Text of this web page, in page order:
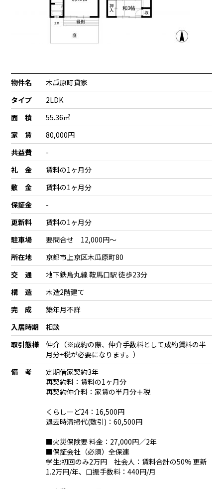
物件名
木瓜原町貸家
タイプ
2LDK
面 積
55.36㎡
家 賃
80,000円
共益費
-
礼 金
賃料の1ヶ月分
敷 金
賃料の1ヶ月分
保証金
-
更新料
賃料の1ヶ月分
駐車場
要問合せ 12,000円～
所在地
京都市上京区木瓜原町80
交 通
地下鉄烏丸線 鞍馬口駅 徒歩23分
構 造
木造2階建て
完 成
築年月不詳
入居時期
相談
取引態様
仲介（※成約の際、仲介手数料として成約賃料の半
月分+税が必要になります。）
備 考
定期借家契約3年
再契約料：賃料の1ヶ月分
再契約仲介料：家賃の半月分＋税
くらしーど24：16,500円
退去時清掃代(敷引)：60,500円
■火災保険要 料金：27,000円／2年
■保証会社（必須）全保連
学生:初回のみ2万円 社会人：賃料合計の50% 更新
1.2万円/年、口振手数料：440円/月